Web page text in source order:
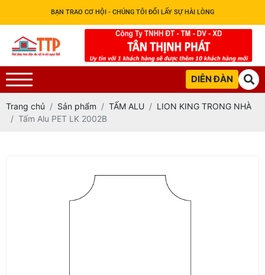
BẠN TRAO CƠ HỘI - CHÚNG TÔI ĐỔI LẤY SỰ HÀI LÒNG
DIỄN ĐÀN
Trang chủ Sản phẩm TẤM ALU
LION KING TRONG NHÀ
Tấm Alu PET LK 2002B